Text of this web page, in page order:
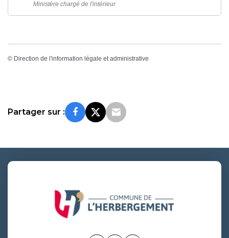
Ministère chargé de l'intérieur
© Direction de l'information légale et administrative
Partager sur :